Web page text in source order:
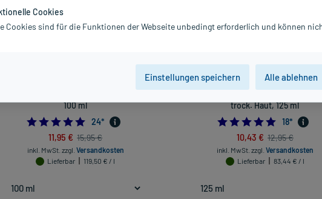
Eucerin UreaRepair 10% Urea Fußcreme,
100 ml
4.833333333333333
24*
11,95 € 15,95 €
inkl. MwSt. zzgl. Versandkosten
Lieferbar
119,50 € / l
Allpresan fuß spezial Schaum-
trock. Haut, 125 ml
18*
10,43 € 12,95 €
inkl. MwSt. zzgl. Versandkosten
Lieferbar
83,44 € / l
Cookies
Cookies sind für die Funktionen der Webseite unbedingt erforderlich und können
Einstellungen speichern Alle ablehnen